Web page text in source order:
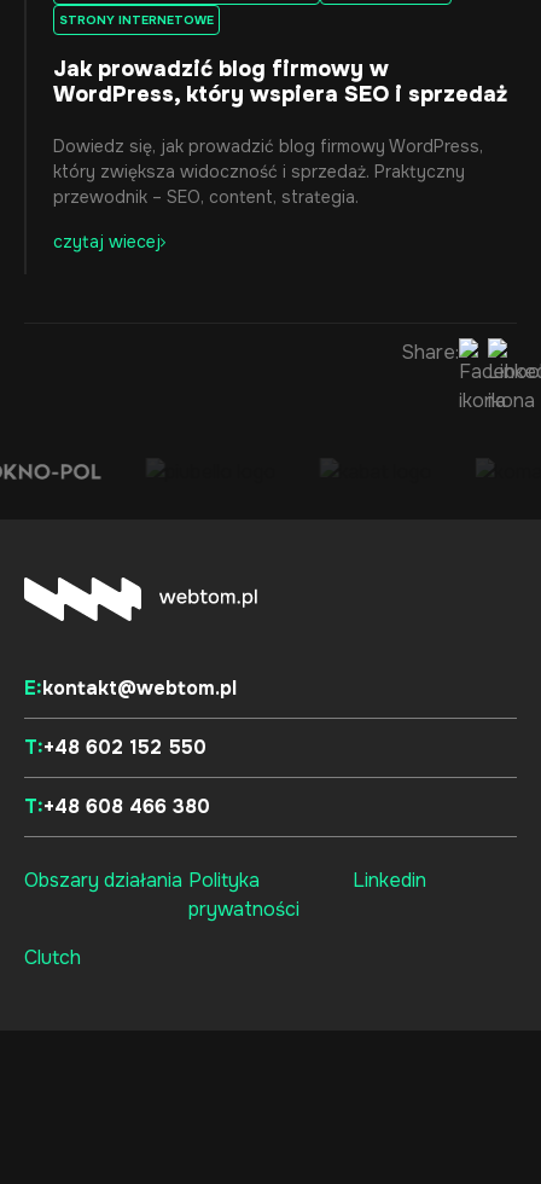
STRONY INTERNETOWE
Jak prowadzić blog firmowy w
WordPress, który wspiera SEO i sprzedaż
Dowiedz się, jak prowadzić blog firmowy WordPress,
który zwiększa widoczność i sprzedaż. Praktyczny
przewodnik – SEO, content, strategia.
czytaj wiecej
Share:
E:kontakt@webtom.pl
T:+48 602 152 550
T:+48 608 466 380
Obszary działania Polityka
prywatności
Linkedin
Clutch